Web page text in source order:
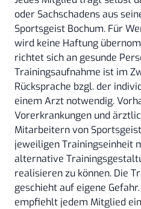
oder Sachschadens aus
Sportsgeist Bochum. Für
wird keine Haftung
richtet sich an gesunde
Trainingsaufnahme ist im
Rücksprache bzgl. der
einem Arzt notwendig.
Vorerkrankungen und
Mitarbeitern von
jeweiligen Trainingseinheit
alternative
realisieren zu können. Die
geschieht auf eigene
empfiehlt jedem Mitglied